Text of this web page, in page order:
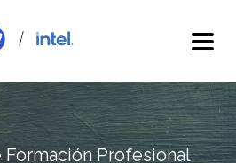
Profesional